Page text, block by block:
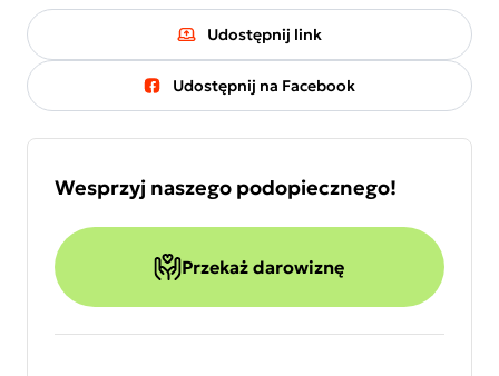
Udostępnij link
Udostępnij na Facebook
Wesprzyj naszego podopiecznego!
Przekaż darowiznę